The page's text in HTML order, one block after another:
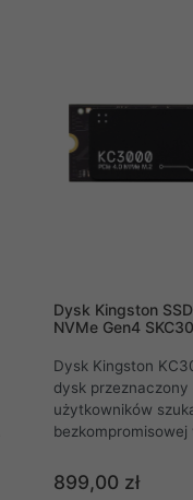
Dysk Kingston
NVMe Gen4
Dysk Kingston
dysk
użytkowników
protokole
899,00 zł